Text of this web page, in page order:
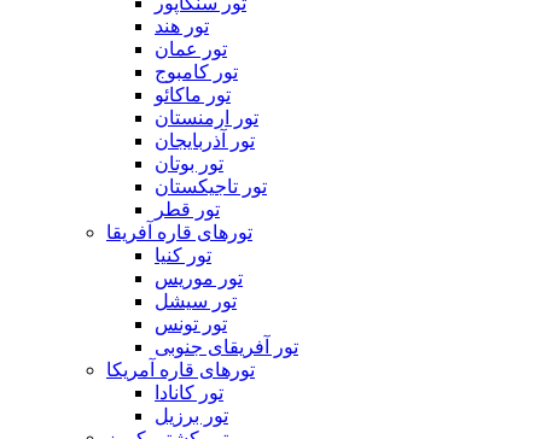
تور هند
تور عمان
تور کامبوج
تور ماکائو
تور ارمنستان
تور آذربایجان
تور بوتان
تور تاجیکستان
تور قطر
تورهای قاره آفریقا
تور کنیا
تور موریس
تور سیشل
تور تونس
تور آفریقای جنوبی
تورهای قاره آمریکا
تور کانادا
تور برزیل